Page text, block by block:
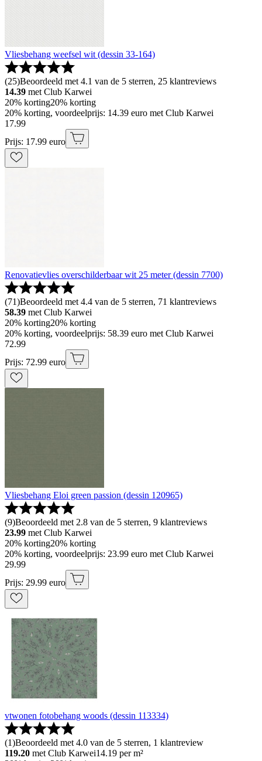
Vliesbehang weefsel wit (dessin 33-164)
(25)Beoordeeld met 4.1 van de 5 sterren, 25 klantreviews
14.39 met Club Karwei
20% korting20% korting
20% korting, voordeelprijs: 14.39 euro met Club Karwei
17.99
Prijs: 17.99 euro
Renovatievlies overschilderbaar wit 25 meter (dessin 7700)
(71)Beoordeeld met 4.4 van de 5 sterren, 71 klantreviews
58.39 met Club Karwei
20% korting20% korting
20% korting, voordeelprijs: 58.39 euro met Club Karwei
72.99
Prijs: 72.99 euro
Vliesbehang Eloi green passion (dessin 120965)
(9)Beoordeeld met 2.8 van de 5 sterren, 9 klantreviews
23.99 met Club Karwei
20% korting20% korting
20% korting, voordeelprijs: 23.99 euro met Club Karwei
29.99
Prijs: 29.99 euro
vtwonen fotobehang woods (dessin 113334)
(1)Beoordeeld met 4.0 van de 5 sterren, 1 klantreview
119.20 met Club Karwei14.19 per m²